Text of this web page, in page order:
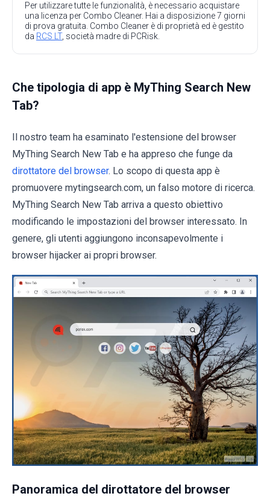
Per utilizzare tutte le funzionalità, è necessario acquistare
una licenza per Combo Cleaner. Hai a disposizione 7 giorni
di prova gratuita. Combo Cleaner è di proprietà ed è gestito
da RCS LT, società madre di PCRisk.
Che tipologia di app è MyThing Search New
Tab?
Il nostro team ha esaminato l'estensione del browser
MyThing Search New Tab e ha appreso che funge da
dirottatore del browser. Lo scopo di questa app è
promuovere mytingsearch.com, un falso motore di ricerca.
MyThing Search New Tab arriva a questo obiettivo
modificando le impostazioni del browser interessato. In
genere, gli utenti aggiungono inconsapevolmente i
browser hijacker ai propri browser.
Panoramica del dirottatore del browser